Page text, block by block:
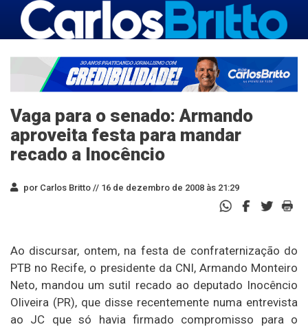
Vaga para o senado: Armando
aproveita festa para mandar
recado a Inocêncio
por Carlos Britto // 16 de dezembro de 2008 às 21:29
Ao discursar, ontem, na festa de confraternização do
PTB no Recife, o presidente da CNI, Armando Monteiro
Neto, mandou um sutil recado ao deputado Inocêncio
Oliveira (PR), que disse recentemente numa entrevista
ao JC que só havia firmado compromisso para o